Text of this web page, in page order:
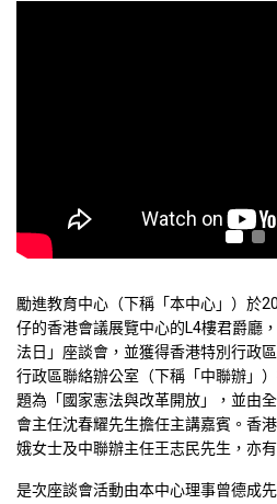
勵進教育中心（下稱「本中心」）於
仔的香港會議展覽中心的L4樓君爵廳
法日」座談會，並獲得香港特別行政
行政區聯絡辦公室（下稱「中聯辦」
題為「國家憲法與改革開放」，並由
會主任沈春耀先生擔任主講嘉賓。香
娥女士及中聯辦主任王志民先生，亦
是次座談會活動由本中心理事曾德成